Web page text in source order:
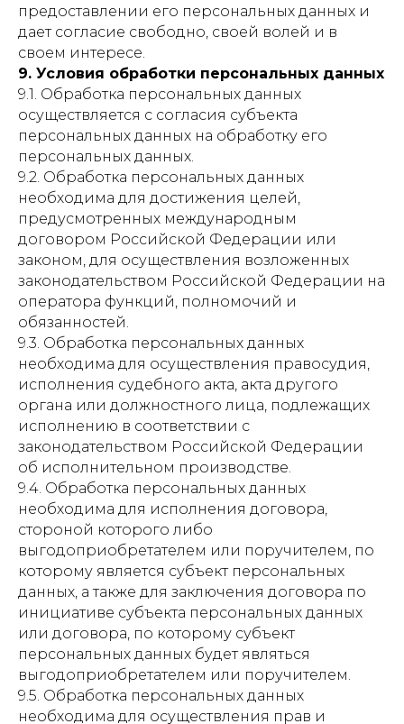
предоставлении его персональных данных и
дает согласие свободно, своей волей и в
своем интересе.
9. Условия обработки персональных данных
9.1. Обработка персональных данных
осуществляется с согласия субъекта
персональных данных на обработку его
персональных данных.
9.2. Обработка персональных данных
необходима для достижения целей,
предусмотренных международным
договором Российской Федерации или
законом, для осуществления возложенных
законодательством Российской Федерации на
оператора функций, полномочий и
обязанностей.
9.3. Обработка персональных данных
необходима для осуществления правосудия,
исполнения судебного акта, акта другого
органа или должностного лица, подлежащих
исполнению в соответствии с
законодательством Российской Федерации
об исполнительном производстве.
9.4. Обработка персональных данных
необходима для исполнения договора,
стороной которого либо
выгодоприобретателем или поручителем, по
которому является субъект персональных
данных, а также для заключения договора по
инициативе субъекта персональных данных
или договора, по которому субъект
персональных данных будет являться
выгодоприобретателем или поручителем.
9.5. Обработка персональных данных
необходима для осуществления прав и